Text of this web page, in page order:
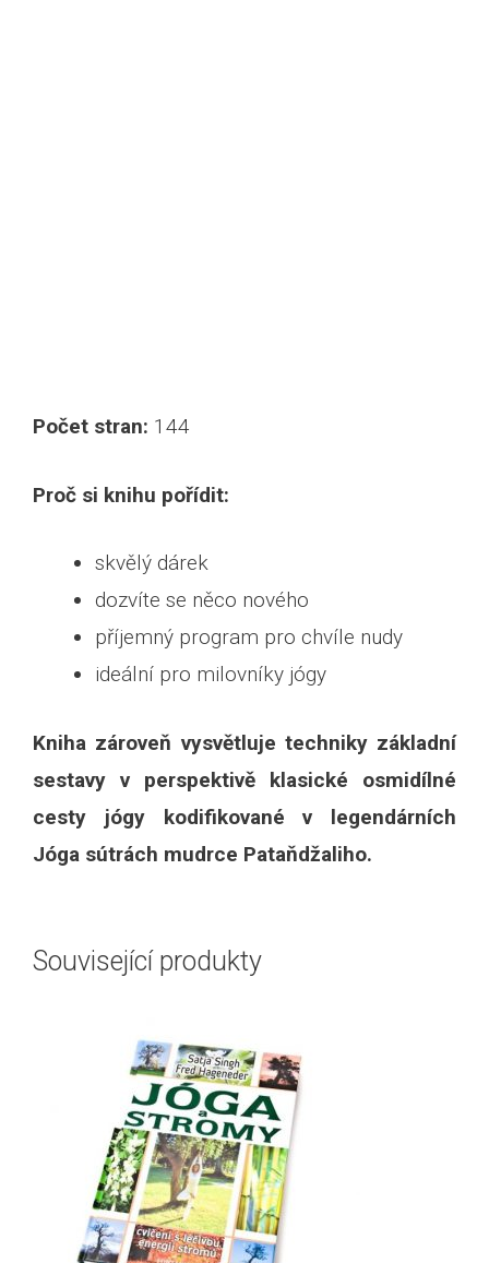
Počet stran: 144
Proč si knihu pořídit:
skvělý dárek
dozvíte se něco nového
příjemný program pro chvíle nudy
ideální pro milovníky jógy
Kniha zároveň vysvětluje techniky základní
sestavy v perspektivě klasické osmidílné
cesty jógy kodifikované v legendárních
Jóga sútrách mudrce Pataňdžaliho.
Související produkty